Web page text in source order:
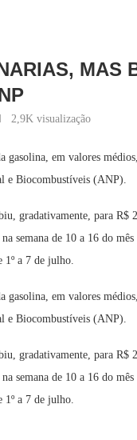
MAS
2,9K visualização
gasolina, em valores
e Biocombustíveis (ANP).
gradativamente, para R$
semana de 10 a 16 do mês
1º a 7 de julho.
gasolina, em valores
e Biocombustíveis (ANP).
gradativamente, para R$
semana de 10 a 16 do mês
1º a 7 de julho.